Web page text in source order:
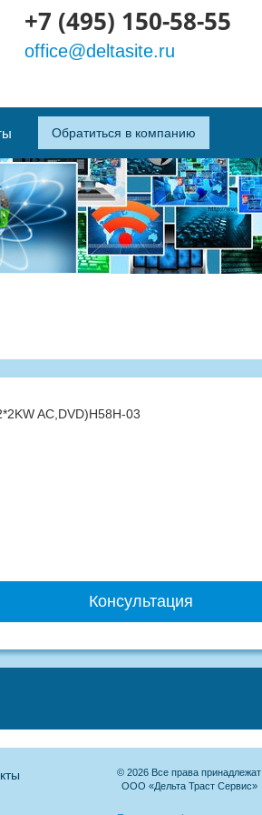
+7 (495) 150-58-55
office@deltasite.ru
Обратиться в компанию
AC,DVD)H58H-03
Консультация
© 2026 Все права принадлежат
ООО «Дельта Траст Сервис»